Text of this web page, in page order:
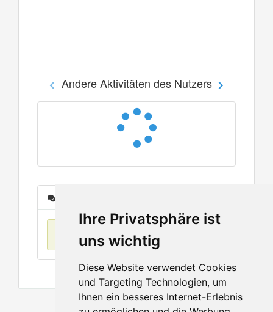
Ihre Privatsphäre ist
uns wichtig
Diese Website verwendet Cookies
und Targeting Technologien, um
Ihnen ein besseres Internet-Erlebnis
Andere Aktivitäten des Nutzers
Keine Einträge